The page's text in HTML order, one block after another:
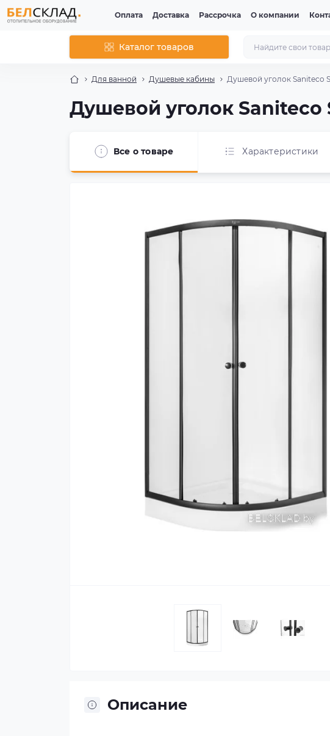
Оплата Доставка Рассрочка О компании
Каталог товаров
Для ванной Душевые кабины Душевой уголок Saniteco
Душевой уголок Saniteco
Все о товаре Характеристики
Описание